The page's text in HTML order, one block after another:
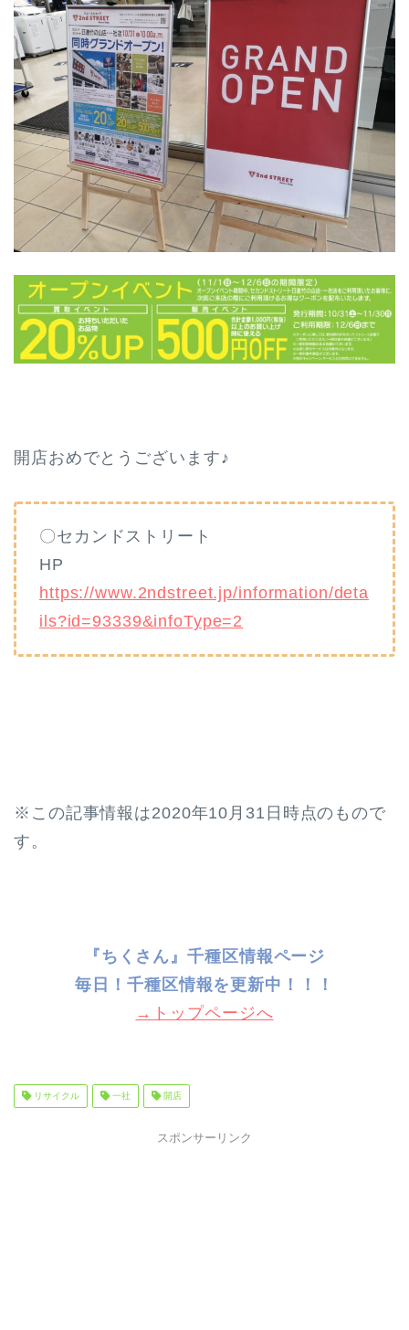
開店おめでとうございます♪
〇セカンドストリート
HP
https://www.2ndstreet.jp/information/deta
ils?id=93339&infoType=2
※この記事情報は2020年10月31日時点のもので
す。
『ちくさん』千種区情報ページ
毎日！千種 区情報を更新中！！！
→トップページへ
リサイクル 一社 開店
スポンサーリンク